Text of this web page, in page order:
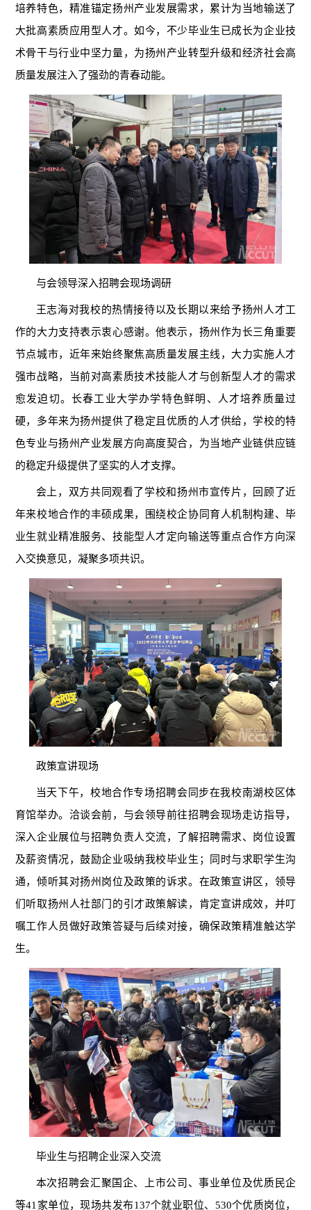
培养特色，精准锚定扬州产业发展需求，累计为当地输送了
大批高素质应用型人才。如今，不少毕业生已成长为企业技
术骨干与行业中坚力量，为扬州产业转型升级和经济社会高
质量发展注入了强劲的青春动能。
与会领导深入招聘会现场调研
王志海对我校的热情接待以及长期以来给予扬州人才工
作的大力支持表示衷心感谢。他表示，扬州作为长三角重要
节点城市，近年来始终聚焦高质量发展主线，大力实施人才
强市战略，当前对高素质技术技能人才与创新型人才的需求
愈发迫切。长春工业大学办学特色鲜明、人才培养质量过
硬，多年来为扬州提供了稳定且优质的人才供给，学校的特
色专业与扬州产业发展方向高度契合，为当地产业链供应链
的稳定升级提供了坚实的人才支撑。
会上，双方共同观看了学校和扬州市宣传片，回顾了近
年来校地合作的丰硕成果，围绕校企协同育人机制构建、毕
业生就业精准服务、技能型人才定向输送等重点合作方向深
入交换意见，凝聚多项共识。
政策宣讲现场
当天下午，校地合作专场招聘会同步在我校南湖校区体
育馆举办。洽谈会前，与会领导前往招聘会现场走访指导，
深入企业展位与招聘负责人交流，了解招聘需求、岗位设置
及薪资情况，鼓励企业吸纳我校毕业生；同时与求职学生沟
通，倾听其对扬州岗位及政策的诉求。在政策宣讲区，领导
们听取扬州人社部门的引才政策解读，肯定宣讲成效，并叮
嘱工作人员做好政策答疑与后续对接，确保政策精准触达学
生。
毕业生与招聘企业深入交流
本次招聘会汇聚国企、上市公司、事业单位及优质民企
等41家单位，现场共发布137个就业职位、530个优质岗位，